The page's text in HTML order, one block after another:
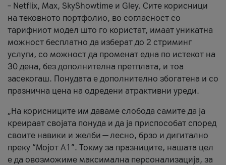
– Netflix, Max, SkyShowtime и Gley. Сите корисници
на тековното портфолио, во согласност со
тарифниот модел што го користат, имаат уникатна
можност бесплатно да изберат до 2 стриминг
услуги, со можност да променат една по истекот на
30 дена, без дополнителна претплата, и тоа
засекогаш. Понудата е дополнително збогатена и со
празнична цена на одредени атрактивни уреди.
„На корисниците им даваме слобода самите да ја
креираат својата понуда и да ја приспособат според
своите навики и желби — лесно, брзо и дигитално
преку “Мојот А1”. Токму за празниците, нашата цел
е да овозможиме максимална персонализација, за